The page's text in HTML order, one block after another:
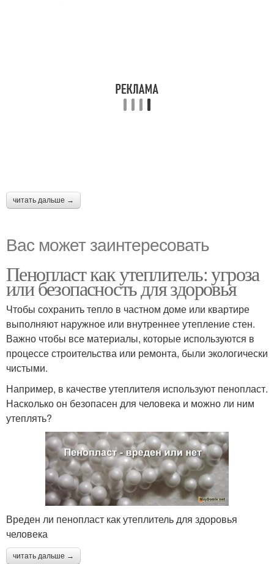
читать дальше →
Вас может заинтересовать
Пенопласт как утеплитель: угроза
или безопасность для здоровья
Чтобы сохранить тепло в частном доме или квартире
выполняют наружное или внутреннее утепление стен.
Важно чтобы все материалы, которые используются в
процессе строительства или ремонта, были экологически
чистыми.
Например, в качестве утеплителя используют пенопласт.
Насколько он безопасен для человека и можно ли ним
утеплять?
Вреден ли пенопласт как утеплитель для здоровья
человека
читать дальше →